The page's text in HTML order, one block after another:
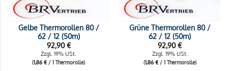
Gelbe Thermorollen 80 /
62 / 12 (50m)
92,90€
Zzgl. 19% USt.
(1,86€ / 1 Thermorolle)
Grüne Thermorollen 80 /
62 / 12 (50m)
92,90€
Zzgl. 19% USt.
(1,86 €/ 1 Thermorolle)